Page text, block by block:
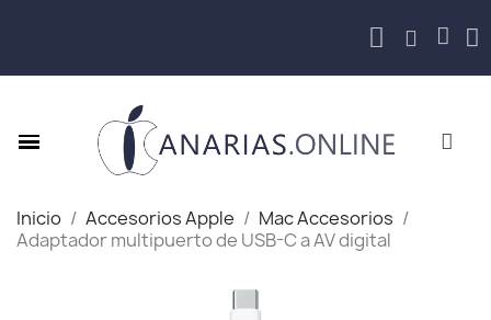
Inicio Accesorios Apple
Mac Accesorios
Adaptador multipuerto de USB-C a AV digital